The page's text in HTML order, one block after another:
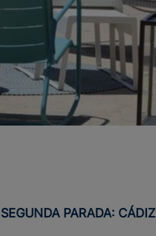
SEGUNDA PARADA: CÁDIZ